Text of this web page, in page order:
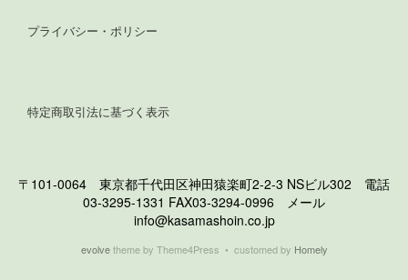
プライバシー・ポリシー
特定商取引法に基づく表示
〒101-0064 東京都千代田区神田猿楽町2-2-3 NSビル302 電話
03-3295-1331 FAX03-3294-0996 メール
info@kasamashoin.co.jp
evolvetheme by Theme4Press • customed by Homely